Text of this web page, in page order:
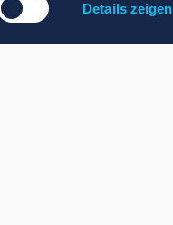
Details zeigen